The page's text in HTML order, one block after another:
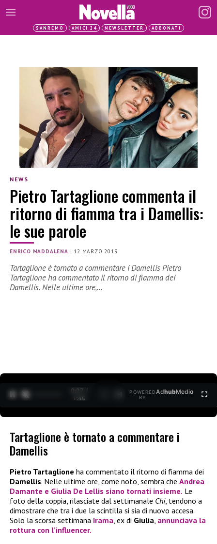
SANREMO AMICI 24 NEWSLETTER ABBONATI
NEWS
Pietro Tartaglione commenta il
ritorno di fiamma tra i Damellis:
le sue parole
ENRICO MADDALENA | 12 MARZO 2019
Tartaglione è tornato a commentare i Damellis Pietro
Tartaglione ha commentato il ritorno di fiamma dei
Damellis. Nelle ultime ore,…
0:27 /
1:40
POWERED
BY
AdhubMedia
Tartaglione è tornato a commentare i
Damellis
Pietro Tartaglione ha commentato il ritorno di fiamma dei
Damellis. Nelle ultime ore, come noto, sembra che Andrea
Damante e Giulia De Lellis siano tornati insieme. Le
foto della coppia, rilasciate dal settimanale Chi, tendono a
dimostrare che tra i due la scintilla si sia di nuovo accesa.
Solo la scorsa settimana Irama, ex di Giulia, annunciava la
rottura con l’influencer.